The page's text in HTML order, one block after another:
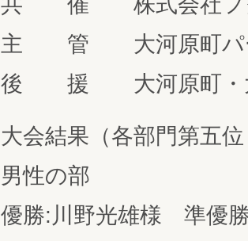
主 管 大河原町パー
後 援 大河原町・大
大会結果（各部門第五
男性の部
優勝:川野光雄様 準優